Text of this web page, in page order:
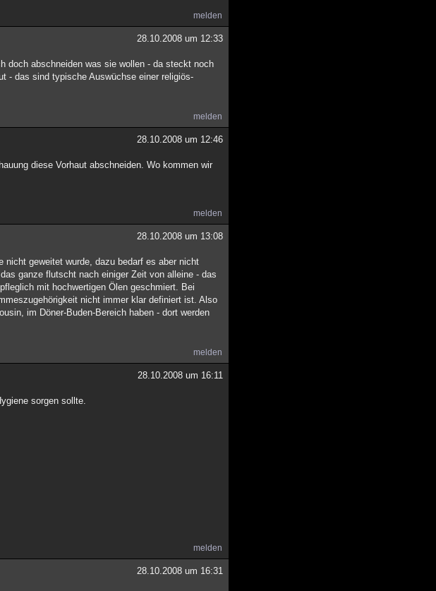
melden
28.10.2008 um 12:33
doch abschneiden was sie wollen - da steckt noch
- das sind typische Auswüchse einer religiös-
melden
28.10.2008 um 12:46
diese Vorhaut abschneiden. Wo kommen wir
melden
28.10.2008 um 13:08
nicht geweitet wurde, dazu bedarf es aber nicht
ganze flutscht nach einiger Zeit von alleine - das
mit hochwertigen Ölen geschmiert. Bei
nicht immer klar definiert ist. Also
im Döner-Buden-Bereich haben - dort werden
melden
28.10.2008 um 16:11
sorgen sollte.
melden
28.10.2008 um 16:31